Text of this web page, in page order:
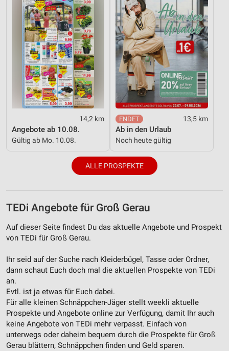
14,2 km
Angebote ab 10.08.
Gültig ab Mo. 10.08.
13,5 km
Ab in den Urlaub
Noch heute gültig
ALLE PROSPEKTE
TEDi Angebote für Groß Gerau
Auf dieser Seite findest Du das aktuelle Angebote und Prospekt
von TEDi für Groß Gerau.
Ihr seid auf der Suche nach Kleiderbügel, Tasse oder Ordner,
dann schaut Euch doch mal die aktuellen Prospekte von TEDi
an.
Evtl. ist ja etwas für Euch dabei.
Für alle kleinen Schnäppchen-Jäger stellt weekli aktuelle
Prospekte und Angebote online zur Verfügung, damit Ihr auch
keine Angebote von TEDi mehr verpasst. Einfach von
unterwegs oder daheim bequem durch die Prospekte für Groß
Gerau blättern, Schnäppchen finden und Geld sparen.
Verwendung von Profilen zur Auswahl
personalisierter Inhalte
Messung der Werbeleistung
Messung der Performance von Inhalten
Analyse von Zielgruppen durch Statistiken oder
Kombinationen von Daten aus verschiedenen
Quellen
Entwicklung und Verbesserung der Angebote
Verwendung reduzierter Daten zur Auswahl von
Geräte anhand von aktiv angeforderten
Informationen identifizieren
Nicht-IAB-Verarbeitungszwecke:
Notwendig
Performance
Werbung